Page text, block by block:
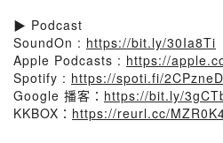
▶ Podcast
SoundOn : https://bit.ly/30Ia8Ti
Apple Podcasts : https://
Spotify : https://spoti.fi/2CPzneD
Google 播客： https://bit.ly/
KKBOX： https://reurl.cc/